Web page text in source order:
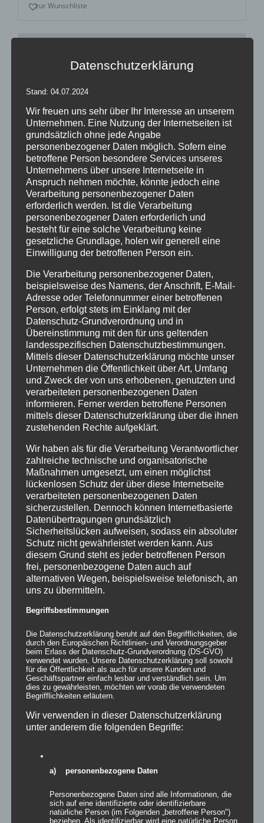
zur Wunschliste
Mehrpunkt-Spannsegel Alexandria
zur Wunschliste
Mehrpunkt-Spannsegel Sevilla
Details
zur Wunschliste
Mehrpunkt-Spannsegel Granada
Datenschutzerklärung
Stand: 04.07.2024
Wir freuen uns sehr über Ihr Interesse an unserem
Unternehmen. Eine Nutzung der Internetseiten ist
grundsätzlich ohne jede Angabe
personenbezogener Daten möglich. Sofern eine
betroffene Person besondere Services unseres
Unternehmens über unsere Internetseite in
Anspruch nehmen möchte, könnte jedoch eine
Verarbeitung personenbezogener Daten
erforderlich werden. Ist die Verarbeitung
personenbezogener Daten erforderlich und
besteht für eine solche Verarbeitung keine
gesetzliche Grundlage, holen wir generell eine
Einwilligung der betroffenen Person ein.
Die Verarbeitung personenbezogener Daten,
beispielsweise des Namens, der Anschrift, E-Mail-
Adresse oder Telefonnummer einer betroffenen
Person, erfolgt stets im Einklang mit der
Datenschutz-Grundverordnung und in
Übereinstimmung mit den für uns geltenden
landesspezifischen Datenschutzbestimmungen.
Mittels dieser Datenschutzerklärung möchte unser
Unternehmen die Öffentlichkeit über Art, Umfang
und Zweck der von uns erhobenen, genutzten und
verarbeiteten personenbezogenen Daten
informieren. Ferner werden betroffene Personen
mittels dieser Datenschutzerklärung über die ihnen
zustehenden Rechte aufgeklärt.
Wir haben als für die Verarbeitung Verantwortlicher
zahlreiche technische und organisatorische
Maßnahmen umgesetzt, um einen möglichst
lückenlosen Schutz der über diese Internetseite
verarbeiteten personenbezogenen Daten
sicherzustellen. Dennoch können Internetbasierte
Datenübertragungen grundsätzlich
Sicherheitslücken aufweisen, sodass ein absoluter
Schutz nicht gewährleistet werden kann. Aus
diesem Grund steht es jeder betroffenen Person
frei, personenbezogene Daten auch auf
alternativen Wegen, beispielsweise telefonisch, an
uns zu übermitteln.
Begriffsbestimmungen
Die Datenschutzerklärung beruht auf den Begrifflichkeiten, die
durch den Europäischen Richtlinien- und Verordnungsgeber
beim Erlass der Datenschutz-Grundverordnung (DS-GVO)
verwendet wurden. Unsere Datenschutzerklärung soll sowohl
für die Öffentlichkeit als auch für unsere Kunden und
Geschäftspartner einfach lesbar und verständlich sein. Um
dies zu gewährleisten, möchten wir vorab die verwendeten
Begrifflichkeiten erläutern.
Wir verwenden in dieser Datenschutzerklärung
unter anderem die folgenden Begriffe:
a) personenbezogene Daten
Personenbezogene Daten sind alle Informationen, die
sich auf eine identifizierte oder identifizierbare
natürliche Person (im Folgenden „betroffene Person")
beziehen. Als identifizierbar wird eine natürliche Person